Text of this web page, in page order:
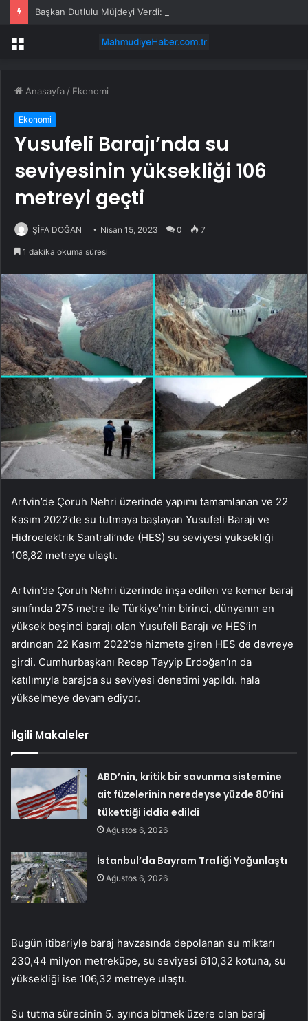
Menü
Anasayfa / Ekonomi
Ekonomi
Yusufeli Barajı’nda su
seviyesinin yüksekliği 106
metreyi geçti
ŞİFA DOĞAN Nisan 15, 2023 0 7
1 dakika okuma süresi
Artvin’de Çoruh Nehri üzerinde yapımı tamamlanan ve 22
Kasım 2022’de su tutmaya başlayan Yusufeli Barajı ve
Hidroelektrik Santrali’nde (HES) su seviyesi yüksekliği
106,82 metreye ulaştı.
Artvin’de Çoruh Nehri üzerinde inşa edilen ve kemer baraj
sınıfında 275 metre ile Türkiye’nin birinci, dünyanın en
yüksek beşinci barajı olan Yusufeli Barajı ve HES’in
ardından 22 Kasım 2022’de hizmete giren HES de devreye
girdi. Cumhurbaşkanı Recep Tayyip Erdoğan’ın da
katılımıyla barajda su seviyesi denetimi yapıldı. hala
yükselmeye devam ediyor.
İlgili Makaleler
ABD’nin, kritik bir savunma sistemine
ait füzelerinin neredeyse yüzde 80’ini
tükettiği iddia edildi
Ağustos 6, 2026
İstanbul’da Bayram Trafiği Yoğunlaştı
Ağustos 6, 2026
Bugün itibariyle baraj havzasında depolanan su miktarı
230,44 milyon metreküpe, su seviyesi 610,32 kotuna, su
yüksekliği ise 106,32 metreye ulaştı.
Su tutma sürecinin 5. ayında bitmek üzere olan baraj